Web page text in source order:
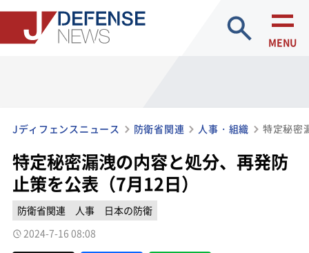
site search
MENU
Jディフェンスニュース 防衛省関連 人事・組織
特定秘密漏洩の内容と処分、再発防
止策を公表（7月12日）
防衛省関連 人事
日本の防衛
2024-7-16 08:08